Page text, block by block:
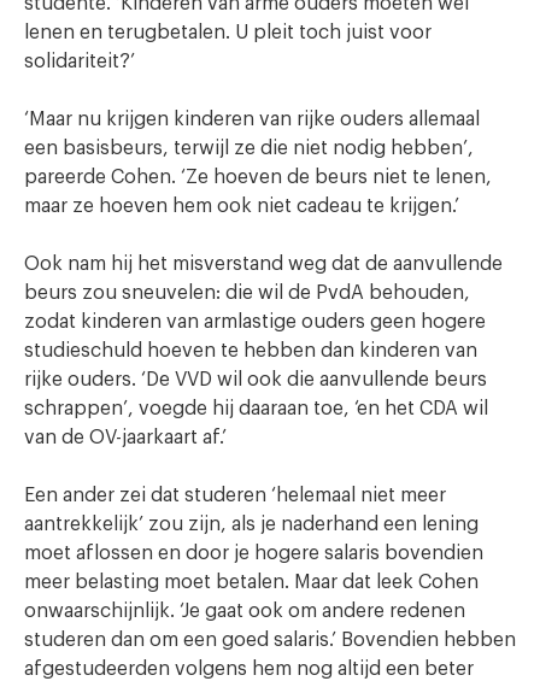
lenen en terugbetalen. U pleit toch juist voor
solidariteit?’
‘Maar nu krijgen kinderen van rijke ouders allemaal
een basisbeurs, terwijl ze die niet nodig hebben’,
pareerde Cohen. ‘Ze hoeven de beurs niet te lenen,
maar ze hoeven hem ook niet cadeau te krijgen.’
Ook nam hij het misverstand weg dat de aanvullende
beurs zou sneuvelen: die wil de PvdA behouden,
zodat kinderen van armlastige ouders geen hogere
studieschuld hoeven te hebben dan kinderen van
rijke ouders. ‘De VVD wil ook die aanvullende beurs
schrappen’, voegde hij daaraan toe, ‘en het CDA wil
van de OV-jaarkaart af.’
Een ander zei dat studeren ‘helemaal niet meer
aantrekkelijk’ zou zijn, als je naderhand een lening
moet aflossen en door je hogere salaris bovendien
meer belasting moet betalen. Maar dat leek Cohen
onwaarschijnlijk. ‘Je gaat ook om andere redenen
studeren dan om een goed salaris.’ Bovendien hebben
afgestudeerden volgens hem nog altijd een beter